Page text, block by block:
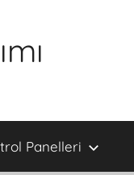
Panelleri